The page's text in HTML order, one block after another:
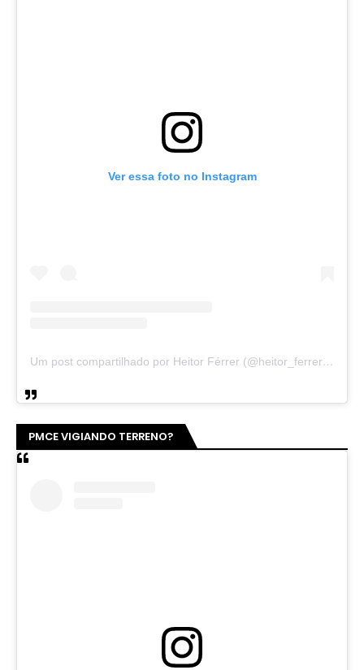
Ver essa foto no Instagram
Um post compartilhado por Heitor Férrer (@heitor_ferrer77)
PMCE VIGIANDO TERRENO?